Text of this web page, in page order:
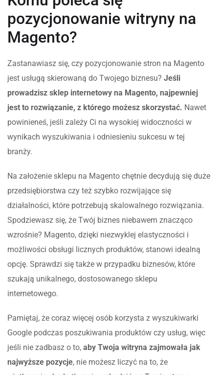
pozycjonowanie witryny na
Magento?
Zastanawiasz się, czy pozycjonowanie stron na Magento
jest usługą skierowaną do Twojego biznesu? Jeśli
prowadzisz sklep internetowy na Magento, najpewniej
jest to rozwiązanie, z którego możesz skorzystać. Nawet
powinieneś, jeśli zależy Ci na wysokiej widoczności w
wynikach wyszukiwania i odniesieniu sukcesu w tej
branży.
Na założenie sklepu na Magento chętnie decydują się duże
przedsiębiorstwa czy też szybko rozwijające się
działalności, które potrzebują skalowalnego rozwiązania.
Spodziewasz się, że Twój biznes niebawem znacząco
wzrośnie? Magento, dzięki niezwyklej elastyczności i
możliwości obsługi licznych produktów, stanowi idealną
opcję. Sprawdzi się także w przypadku biznesów, które
szukają unikalnego, dostosowanego sklepu
internetowego.
Pamiętaj, że coraz więcej osób korzysta z wyszukiwarki
Google podczas poszukiwania produktów czy usług, więc
jeśli nie zadbasz o to, aby Twoja witryna zajmowała jak
najwyższe pozycje, nie możesz liczyć na to, że